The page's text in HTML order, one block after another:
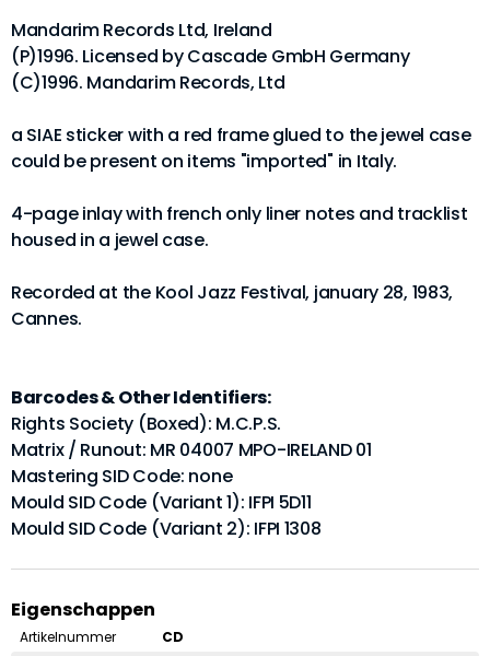
Mandarim Records Ltd, Ireland
(P)1996. Licensed by Cascade GmbH Germany
(C)1996. Mandarim Records, Ltd
a SIAE sticker with a red frame glued to the jewel case
could be present on items "imported" in Italy.
4-page inlay with french only liner notes and tracklist
housed in a jewel case.
Recorded at the Kool Jazz Festival, january 28, 1983,
Cannes.
Barcodes & Other Identifiers:
Rights Society (Boxed): M.C.P.S.
Matrix / Runout: MR 04007 MPO-IRELAND 01
Mastering SID Code: none
Mould SID Code (Variant 1): IFPI 5D11
Mould SID Code (Variant 2): IFPI 1308
Eigenschappen
Artikelnummer
CD